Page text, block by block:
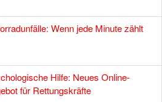
Wenn jede Minute zählt
Hilfe: Neues Online-
für Rettungskräfte